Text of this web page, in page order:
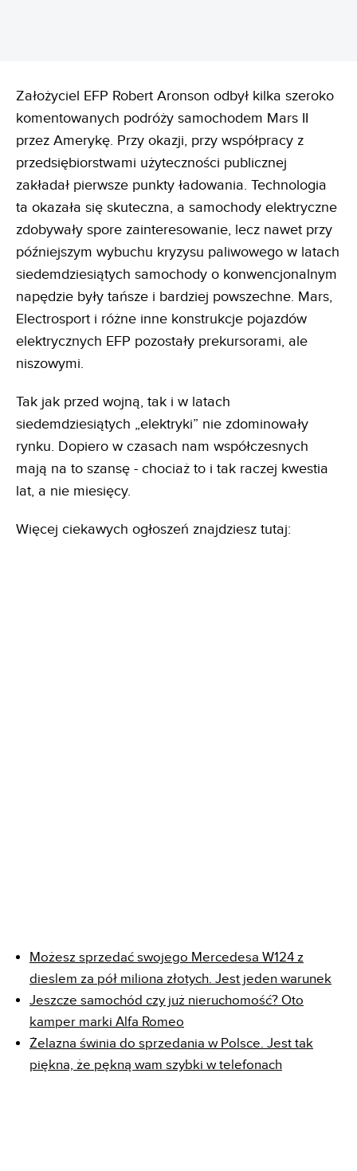
Założyciel EFP Robert Aronson odbył kilka szeroko
komentowanych podróży samochodem Mars II
przez Amerykę. Przy okazji, przy współpracy z
przedsiębiorstwami użyteczności publicznej
zakładał pierwsze punkty ładowania. Technologia
ta okazała się skuteczna, a samochody elektryczne
zdobywały spore zainteresowanie, lecz nawet przy
późniejszym wybuchu kryzysu paliwowego w latach
siedemdziesiątych samochody o konwencjonalnym
napędzie były tańsze i bardziej powszechne. Mars,
Electrosport i różne inne konstrukcje pojazdów
elektrycznych EFP pozostały prekursorami, ale
niszowymi.
Tak jak przed wojną, tak i w latach
siedemdziesiątych „elektryki” nie zdominowały
rynku. Dopiero w czasach nam współczesnych
mają na to szansę - chociaż to i tak raczej kwestia
lat, a nie miesięcy.
Więcej ciekawych ogłoszeń znajdziesz tutaj:
Możesz sprzedać swojego Mercedesa W124 z
dieslem za pół miliona złotych. Jest jeden warunek
Jeszcze samochód czy już nieruchomość? Oto
kamper marki Alfa Romeo
Żelazna świnia do sprzedania w Polsce. Jest tak
piękna, że pękną wam szybki w telefonach